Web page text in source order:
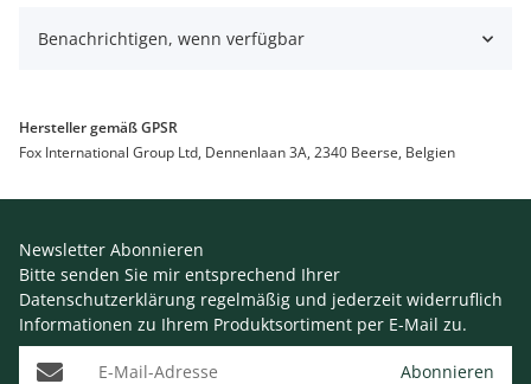
Benachrichtigen, wenn verfügbar
Hersteller gemäß GPSR
Fox International Group Ltd, Dennenlaan 3A, 2340 Beerse, Belgien
Newsletter Abonnieren
Bitte senden Sie mir entsprechend Ihrer
Datenschutzerklärung regelmäßig und jederzeit widerruflich
Informationen zu Ihrem Produktsortiment per E-Mail zu.
E-Mail-Adresse Abonnieren